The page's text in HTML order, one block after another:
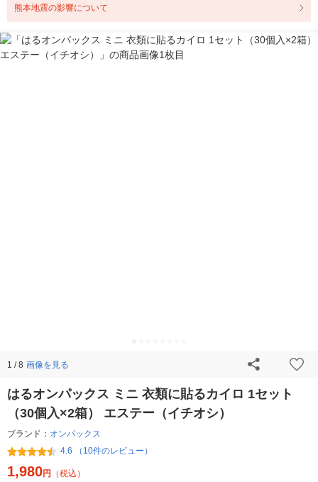
熊本地震の影響について
1 / 8 画像を見る
はるオンパックス ミニ 衣類に貼るカイロ 1セット
（30個入×2箱） エステー（イチオシ）
ブランド： オンパックス
4.6 （10件のレビュー）
1,980円
（税込）